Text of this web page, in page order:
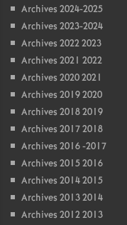
Archives 2024-2025
Archives 2023-2024
Archives 2022 2023
Archives 2021 2022
Archives 2020 2021
Archives 2019 2020
Archives 2018 2019
Archives 2017 2018
Archives 2016 -2017
Archives 2015 2016
Archives 2014 2015
Archives 2013 2014
Archives 2012 2013